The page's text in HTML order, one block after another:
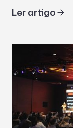
Ler artigo